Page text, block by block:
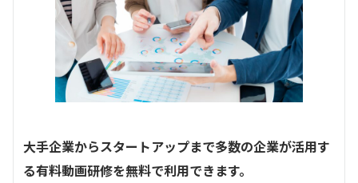
大手企業からスタートアップまで多数の企業が活用す
る有料動画研修を無料で利用できます。